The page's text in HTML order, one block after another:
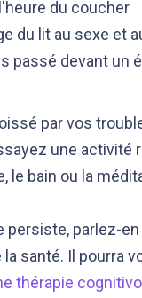
du coucher
du lit au sexe et
passé devant un
par vos
une activité
le bain ou la
persiste, parlez-en
santé. Il pourra
thérapie